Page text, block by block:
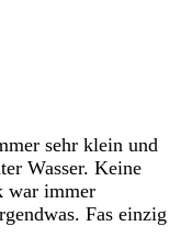
sehr klein und
Wasser. Keine
war immer
Fas einzig